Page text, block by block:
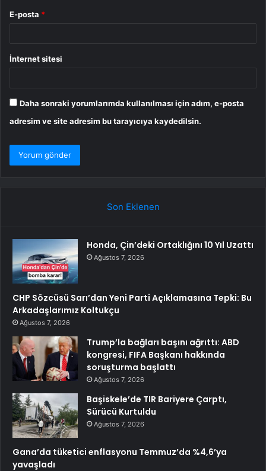
E-posta *
İnternet sitesi
Daha sonraki yorumlarımda kullanılması için adım, e-posta
adresim ve site adresim bu tarayıcıya kaydedilsin.
Son Eklenen
Honda, Çin’deki Ortaklığını 10 Yıl Uzattı
Ağustos 7, 2026
CHP Sözcüsü Sarı’dan Yeni Parti Açıklamasına Tepki: Bu
Arkadaşlarımız Koltukçu
Ağustos 7, 2026
Trump’la bağları başını ağrıttı: ABD
kongresi, FIFA Başkanı hakkında
soruşturma başlattı
Ağustos 7, 2026
Başiskele’de TIR Bariyere Çarptı,
Sürücü Kurtuldu
Ağustos 7, 2026
Gana’da tüketici enflasyonu Temmuz’da %4,6’ya
yavaşladı